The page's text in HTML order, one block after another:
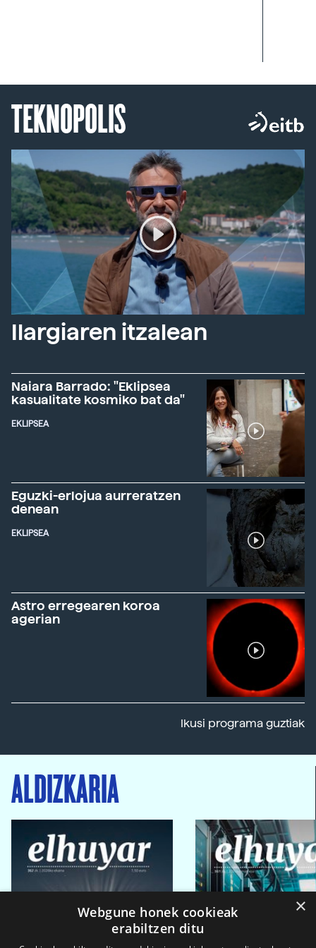
TEKNOPOLIS
Ilargiaren itzalean
Naiara Barrado: "Eklipsea
kasualitate kosmiko bat da"
EKLIPSEA
Eguzki-erlojua aurreratzen
denean
EKLIPSEA
Astro erregearen koroa
agerian
Ikusi programa guztiak
ALDIZKARIA
×
Webgune honek cookieak
erabiltzen ditu